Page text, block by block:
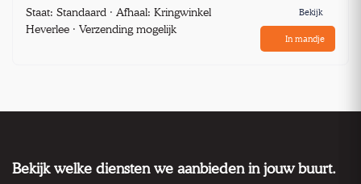
Staat: Standaard · Afhaal: Kringwinkel
Heverlee · Verzending mogelijk
Bekijk
In mandje
Bekijk welke diensten we aanbieden in jouw buurt.